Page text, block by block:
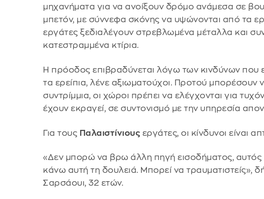
μηχανήματα για να ανοίξουν δρόμο ανάμεσα σε
μπετόν, με σύννεφα σκόνης να υψώνονται από τα
εργάτες ξεδιαλέγουν στρεβλωμένα μέταλλα και
κατεστραμμένα κτίρια.
Η πρόοδος επιβραδύνεται λόγω των κινδύνων
τα ερείπια, λένε αξιωματούχοι. Προτού μπορέσουν
συντρίμμια, οι χώροι πρέπει να ελέγχονται για
έχουν εκραγεί, σε συντονισμό με την υπηρεσία
Για τους Παλαιστίνιους εργάτες, οι κίνδυνοι είναι
«Δεν μπορώ να βρω άλλη πηγή εισοδήματος, αυτός
κάνω αυτή τη δουλειά. Μπορεί να τραυματιστείς»,
Σαρσάουι, 32 ετών.